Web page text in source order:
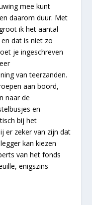
mee kunt
daarom duur. Met
ik het aantal
dat is niet zo
je ingeschreven
van teerzanden.
aan boord,
naar de
en
bij het
er zeker van zijn dat
kan kiezen
van het fonds
enigszins